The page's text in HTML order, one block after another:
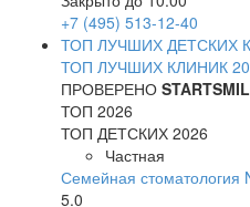
+7 (495) 513-12-40
ТОП ЛУЧШИХ ДЕТСКИХ
ТОП ЛУЧШИХ КЛИНИК
ПРОВЕРЕНО
ТОП 2026
ТОП ДЕТСКИХ 2026
Частная
Семейная стоматология
5.0